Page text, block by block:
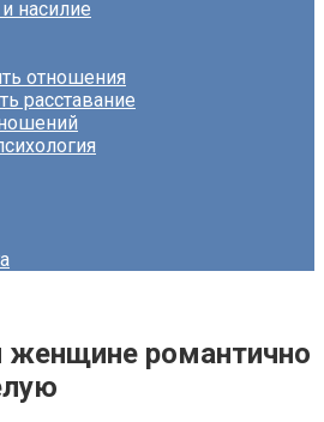
насилие
отношения
расставание
женщине романтично